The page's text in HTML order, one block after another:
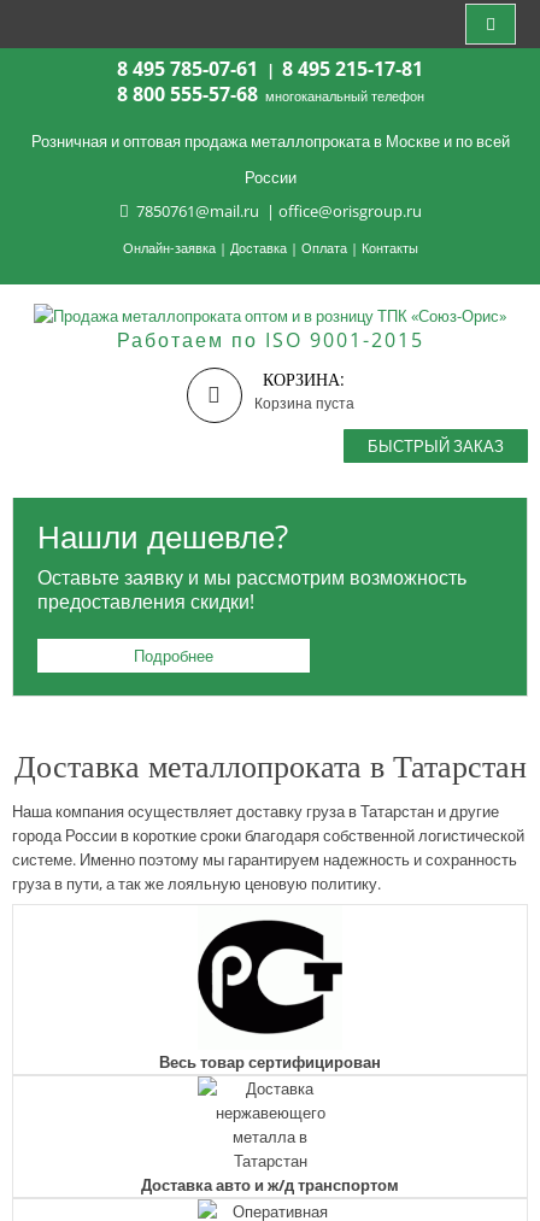
8 495 785-07-61 | 8 495 215-17-81
8 800 555-57-68 многоканальный телефон
Розничная и оптовая продажа металлопроката в Москве и по всей
России
7850761@mail.ru | office@orisgroup.ru
Онлайн-заявка| Доставка| Оплата| Контакты
Работаем по ISO 9001-2015
КОРЗИНА:
Корзина пуста
БЫСТРЫЙ ЗАКАЗ
Нашли дешевле?
Оставьте заявку и мы рассмотрим возможность
предоставления скидки!
Подробнее
Доставка металлопроката в Татарстан
Наша компания осуществляет доставку груза в Татарстан и другие
города России в короткие сроки благодаря собственной логистической
системе. Именно поэтому мы гарантируем надежность и сохранность
груза в пути, а так же лояльную ценовую политику.
Весь товар сертифицирован
Доставка авто и ж/д транспортом